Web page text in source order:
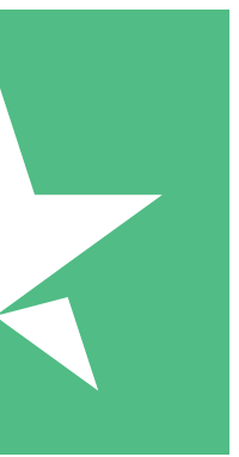
Individuali
Nessun impegno